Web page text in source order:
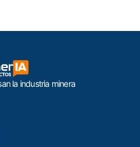
la industria minera